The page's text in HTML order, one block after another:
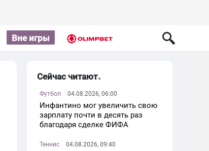
Вне игры
Сейчас читают
Футбол 04.08.2026, 06:00
Инфантино мог увеличить свою
зарплату почти в десять раз
благодаря сделке ФИФА
Теннис 04.08.2026, 09:40